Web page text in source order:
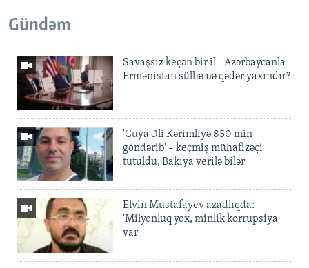
Gündəm
Savaşsız keçən bir il - Azərbaycanla
Ermənistan sülhə nə qədər yaxındır?
'Guya Əli Kərimliyə 850 min
göndərib' – keçmiş mühafizəçi
tutuldu, Bakıya verilə bilər
Elvin Mustafayev azadlıqda:
'Milyonluq yox, minlik korrupsiya
var'